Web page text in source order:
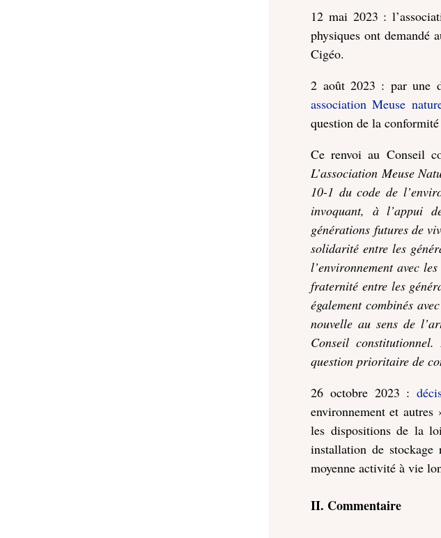
12 mai 2023 :
physiques ont demandé
Cigéo.
2 août 2023 : par une
association Meuse
question de la
Ce renvoi au Conseil
L’association Meuse
10-1 du code de
invoquant, à l’appui
générations futures de
solidarité entre les
l’environnement avec
fraternité entre les
également combinés
nouvelle au sens de
Conseil
question prioritaire de
26 octobre 2023 :
environnement et
les dispositions de la
installation de stockage
moyenne activité à vie
II. Commentaire